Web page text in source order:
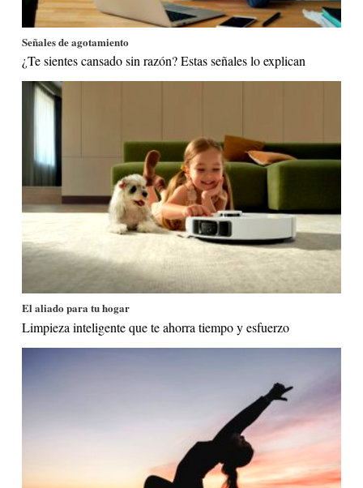
Señales de agotamiento
¿Te sientes cansado sin razón? Estas señales lo explican
El aliado para tu hogar
Limpieza inteligente que te ahorra tiempo y esfuerzo